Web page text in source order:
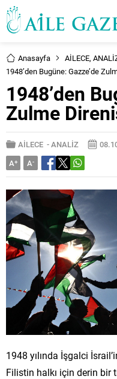
Anasayfa AİLECE,
1948’den Bugüne: Gazze’de
1948’den
Zulme
AİLECE -ANALİZ
A+ A-
1948 yılında İşgalci
Filistin halkı için derin bir